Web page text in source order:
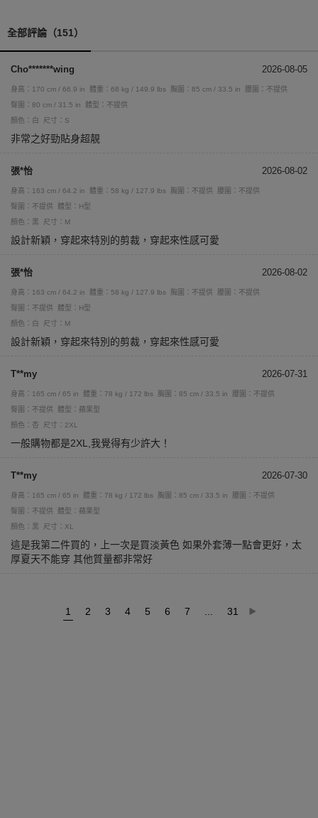
全部評論（151）
Cho*******wing 2026-08-05
身高：170 cm / 66.9 in 體重：68 kg / 149.9 lbs 胸圍：85 cm / 33.5 in
腰圍：不提供
臀圍：80 cm / 31.5 in
體型：不提供
顏色：白
尺寸：S
非常之好勁貼身超靚
張*怡 2026-08-02
身高：163 cm / 64.2 in 體重：58 kg / 127.9 lbs 胸圍：不提供
腰圍：不提供
臀圍：不提供
體型：H型
顏色：黑
尺寸：M
設計新穎，穿起來特別的剪裁，穿起來性感可愛
張*怡 2026-08-02
身高：163 cm / 64.2 in 體重：58 kg / 127.9 lbs 胸圍：不提供
腰圍：不提供
臀圍：不提供
體型：H型
顏色：白
尺寸：M
設計新穎，穿起來特別的剪裁，穿起來性感可愛
T**my 2026-07-31
身高：165 cm / 65 in 體重：78 kg / 172 lbs 胸圍：85 cm / 33.5 in
腰圍：不提供
臀圍：不提供
體型：蘋果型
顏色：杏
尺寸：2XL
一般購物都是2XL,我覺得有少許大！
T**my 2026-07-30
身高：165 cm / 65 in 體重：78 kg / 172 lbs 胸圍：85 cm / 33.5 in
腰圍：不提供
臀圍：不提供
體型：蘋果型
顏色：黑
尺寸：XL
這是我第二件買的，上一次是買淡黃色 如果外套薄一點會更好，太
厚夏天不能穿 其他質量都非常好
1 2 3 4 5 6 7 31